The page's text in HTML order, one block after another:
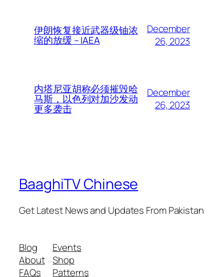
伊朗恢复接近武器级铀浓
缩的放缓 – IAEA
December
26, 2023
内塔尼亚胡称必须摧毁哈
马斯，以色列对加沙发动
更多袭击
December
26, 2023
BaaghiTV Chinese
Get Latest News and Updates From Pakistan
Blog
About
FAQs
Events
Shop
Patterns